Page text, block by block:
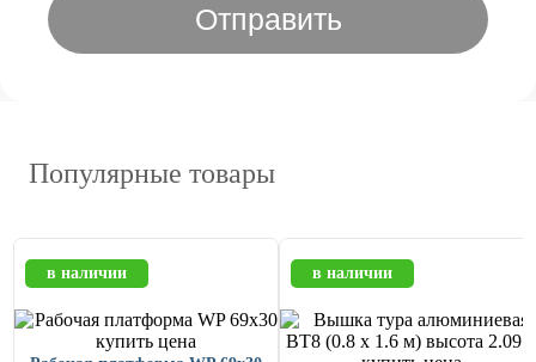
Отправить
Популярные товары
в наличии в наличии